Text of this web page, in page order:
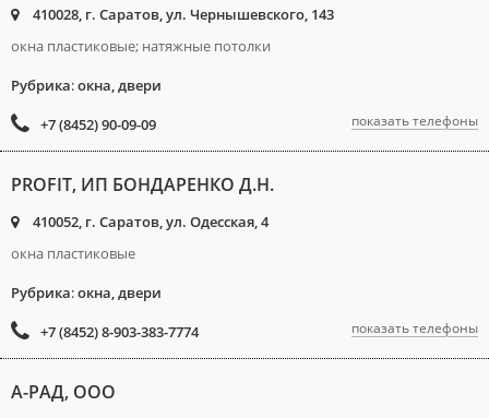
410028, г. Саратов, ул. Чернышевского, 143
окна пластиковые; натяжные потолки
Рубрика:окна, двери
+7 (8452) 90-09-09
показать телефоны
PROFIT, ИП БОНДАРЕНКО Д.Н.
410052, г. Саратов, ул. Одесская, 4
окна пластиковые
Рубрика:окна, двери
+7 (8452) 8-903-383-7774
показать телефоны
А-РАД, ООО